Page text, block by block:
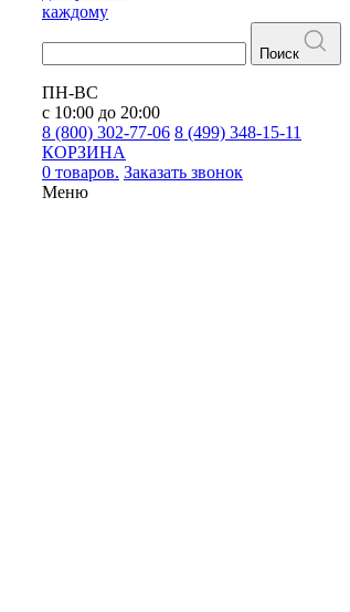
каждому
Поиск
ПН-ВС
с 10:00 до 20:00
8 (800) 302-77-06 8 (499) 348-15-11
КОРЗИНА
0 товаров. Заказать звонок
Меню